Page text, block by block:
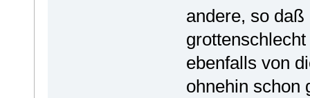
andere, so
ebenfalls von
ohnehin schon